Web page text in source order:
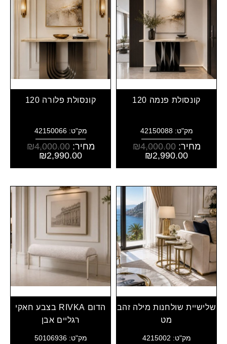
קונסולת פנמה 120
מק"ט: 42150088
מחיר: ₪4,000.00
₪2,990.00
קונסולת פלורה 120
מק"ט: 42150066
מחיר: ₪4,000.00
₪2,990.00
שלישיית שולחנות מילה זהב
מט
מק"ט: 4215002
הדום RIVKA בצבע חאקי
רגליים אבן
מק"ט: 50106936